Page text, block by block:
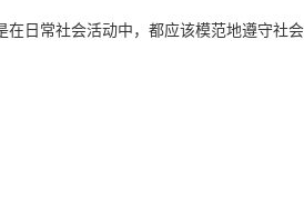
常社会活动中，都应该模范地遵守社